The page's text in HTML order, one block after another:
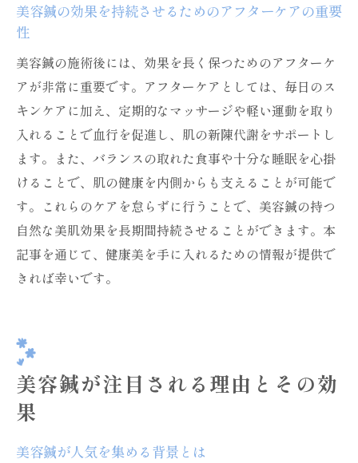
美容鍼の効果を持続させるためのアフターケアの重要
性
美容鍼の施術後には、効果を長く保つためのアフターケ
アが非常に重要です。アフターケアとしては、毎日のス
キンケアに加え、定期的なマッサージや軽い運動を取り
入れることで血行を促進し、肌の新陳代謝をサポートし
ます。また、バランスの取れた食事や十分な睡眠を心掛
けることで、肌の健康を内側からも支えることが可能で
す。これらのケアを怠らずに行うことで、美容鍼の持つ
自然な美肌効果を長期間持続させることができます。本
記事を通じて、健康美を手に入れるための情報が提供で
きれば幸いです。
美容鍼が注目される理由とその効
果
美容鍼が人気を集める背景とは